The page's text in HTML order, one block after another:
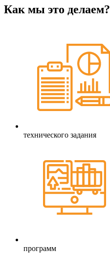
Как мы это делаем?
технического задания
программ